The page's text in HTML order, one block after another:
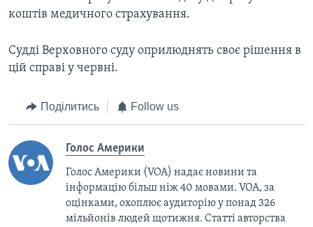
коштів медичного страхування.
Судді Верховного суду оприлюднять своє рішення в
цій справі у червні.
Поділитись Follow us
Голос Америки
Голос Америки (VOA) надає новини та
інформацію більш ніж 40 мовами. VOA, за
оцінками, охоплює аудиторію у понад 326
мільйонів людей щотижня. Статті авторства